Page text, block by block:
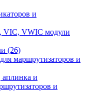
и
VIC, VWIC модули
(26)
маршрутизаторов и
и
и